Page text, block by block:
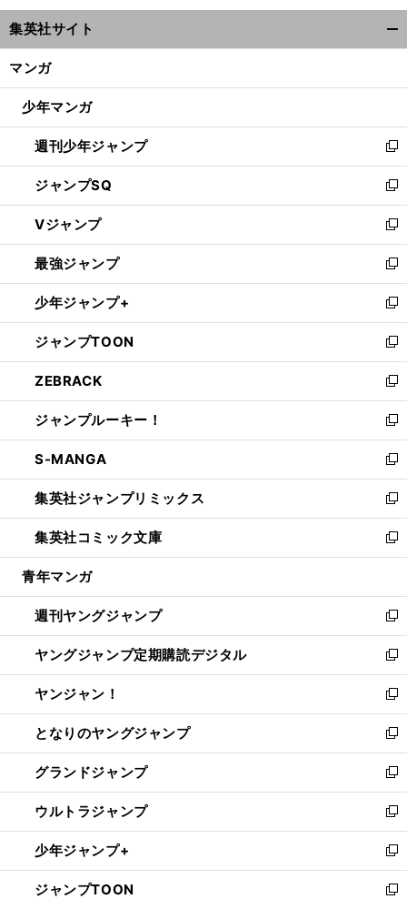
ウ
ィ
ン
ウ
開
く
集英社サイト
マンガ
少年マンガ
週刊少年ジャンプ
新
し
い
ウ
ィ
ン
ド
ウ
で
開
く
ジャンプSQ
新
し
い
ウ
ィ
ン
ド
ウ
で
開
く
Vジャンプ
新
し
い
ウ
ィ
ン
ド
ウ
で
開
く
最強ジャンプ
新
し
い
ウ
ィ
ン
ド
ウ
で
開
く
少年ジャンプ+
新
し
い
ウ
ィ
ン
ド
ウ
で
開
く
ジャンプTOON
新
し
い
ウ
ィ
ン
ド
ウ
で
開
く
ZEBRACK
新
し
い
ウ
ィ
ン
ド
ウ
で
開
ジャンプルーキー！
新
し
い
ウ
ィ
ン
ド
ウ
開
く
S-MANGA
新
し
い
ウ
ィ
ン
ウ
で
開
く
集英社ジャンプリミックス
新
し
い
ウ
ン
ド
ウ
で
開
く
集英社コミック文庫
新
し
ウ
ィ
ン
ド
ウ
で
開
く
青年マンガ
週刊ヤングジャンプ
新
し
い
ウ
ィ
ン
ド
ウ
で
開
く
ヤングジャンプ定期購読デジタル
新
し
い
ウ
ィ
ン
ド
ウ
で
開
く
ヤンジャン！
新
し
い
ウ
ィ
ン
ド
ウ
で
開
く
となりのヤングジャンプ
新
し
い
ウ
ィ
ン
ド
ウ
で
グランドジャンプ
新
し
い
ウ
ィ
ン
ド
ウルトラジャンプ
新
し
い
ウ
ィ
少年ジャンプ+
新
し
い
ジャンプTOON
新